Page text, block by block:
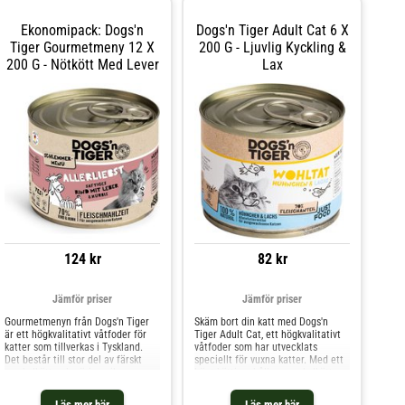
Ekonomipack: Dogs'n
Tiger Gourmetmeny 12 X
200 G - Nötkött Med Lever
124 kr
Jämför priser
Gourmetmenyn från Dogs'n Tiger
är ett högkvalitativt våtfoder för
katter som tillverkas i Tyskland.
Det består till stor del av färskt
smak och hög acceptans.
Dogs'n Tiger Adult Cat 6 X
200 G - Ljuvlig Kyckling &
Lax
82 kr
Jämför priser
Skäm bort din katt med Dogs'n
Tiger Adult Cat, ett högkvalitativt
våtfoder som har utvecklats
speciellt för vuxna katter. Med ett
utsökt och näringsrik måltid för din